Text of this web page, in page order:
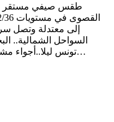
طقس صيفي مستقر في
السواحل الشمالية..
تونس ليلا..أجواء مشمسة تتخللها سحب قليلة بأغلب الجهات…